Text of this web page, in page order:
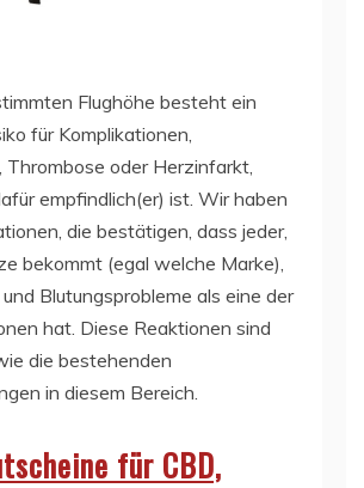
Flughöhe besteht ein
für Komplikationen,
Thrombose oder Herzinfarkt,
empfindlich(er) ist. Wir haben
die bestätigen, dass jeder,
bekommt (egal welche Marke),
Blutungsprobleme als eine der
hat. Diese Reaktionen sind
die bestehenden
in diesem Bereich.
für CBD,